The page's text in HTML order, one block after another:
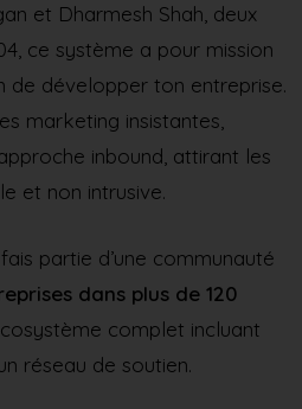
et Dharmesh Shah, deux
ce système a pour mission
de développer ton entreprise.
marketing insistantes,
inbound, attirant les
et non intrusive.
partie d’une communauté
dans plus de 120
complet incluant
réseau de soutien.